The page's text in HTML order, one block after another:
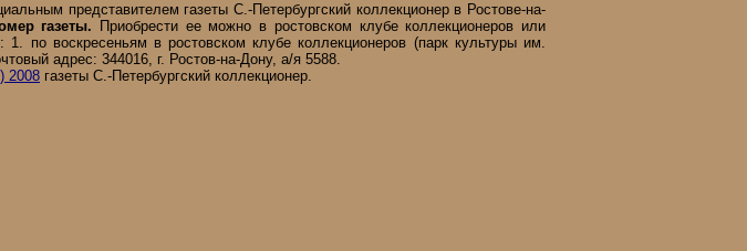
представителем газеты С.-Петербургский коллекционер в Ростове-на-
газеты. Приобрести ее можно в ростовском клубе коллекционеров или
по воскресеньям в ростовском клубе коллекционеров (парк культуры им.
адрес: 344016, г. Ростов-на-Дону, а/я 5588.
2008 газеты С.-Петербургский коллекционер.